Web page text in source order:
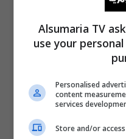
Alsumaria TV
use your
Personalised
content
services
Store and/or